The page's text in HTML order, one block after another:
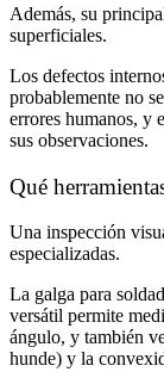
Además, su
superficiales.
Los defectos
probablemente no
errores humanos, y
sus observaciones.
Qué
Una inspección
especializadas.
La galga para
versátil permite
ángulo, y también
hunde) y la